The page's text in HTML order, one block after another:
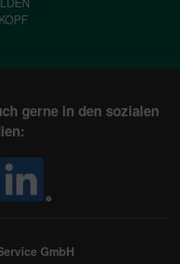
gerne in den sozialen
GmbH